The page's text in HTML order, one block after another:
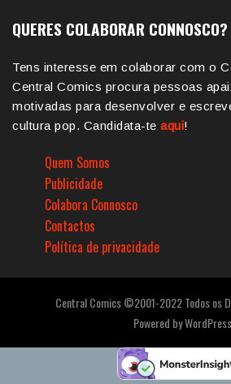
QUERES COLABORAR CONNOSCO?
Tens interesse em colaborar com o
Central Comics procura pessoas
motivadas para desenvolver e
cultura pop. Candidata-te aqui!
Quem Somos
Publicidade
Colabora Connosco
Contactos
Política de privacidade
Central Comics ©2001-2022 Todos os
Powered byWordPress